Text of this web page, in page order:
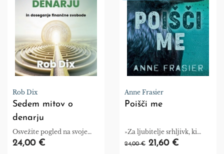
Rob Dix
Sedem mitov o
denarju
Osvežite pogled na svoje
poznavanje denarja in
24,00 €
Anne Frasier
Poišči me
»Za ljubitelje srhljivk, ki
cenijo večplastne in
24,00 € 21,60 €